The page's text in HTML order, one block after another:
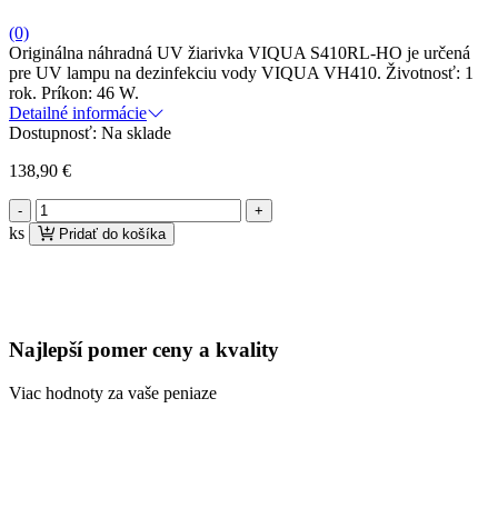
(0)
Originálna náhradná UV žiarivka VIQUA S410RL-HO je určená
pre UV lampu na dezinfekciu vody VIQUA VH410. Životnosť: 1
rok. Príkon: 46 W.
Detailné informácie
Dostupnosť: Na sklade
138,90 €
množstvo
VIQUA
S410RL-
ks Pridať do košíka
Najlepší pomer ceny a kvality
Viac hodnoty za vaše peniaze